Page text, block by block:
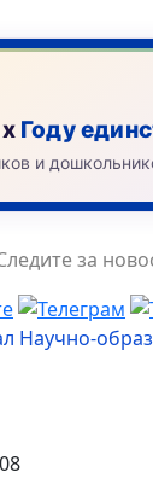
Году
и
за
Научно-